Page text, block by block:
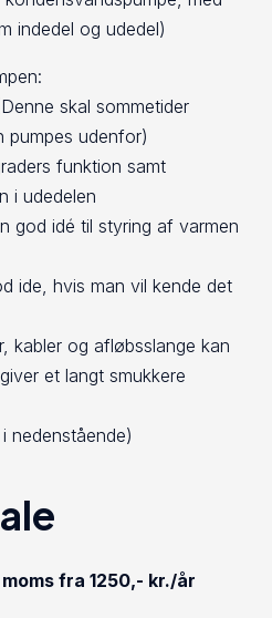
indedel og udedel)
skal sommetider
pumpes udenfor)
funktion samt
i udedelen
god idé til styring af varmen
ide, hvis man vil kende det
kabler og afløbsslange kan
et langt smukkere
nedenstående)
fra 1250,- kr./år